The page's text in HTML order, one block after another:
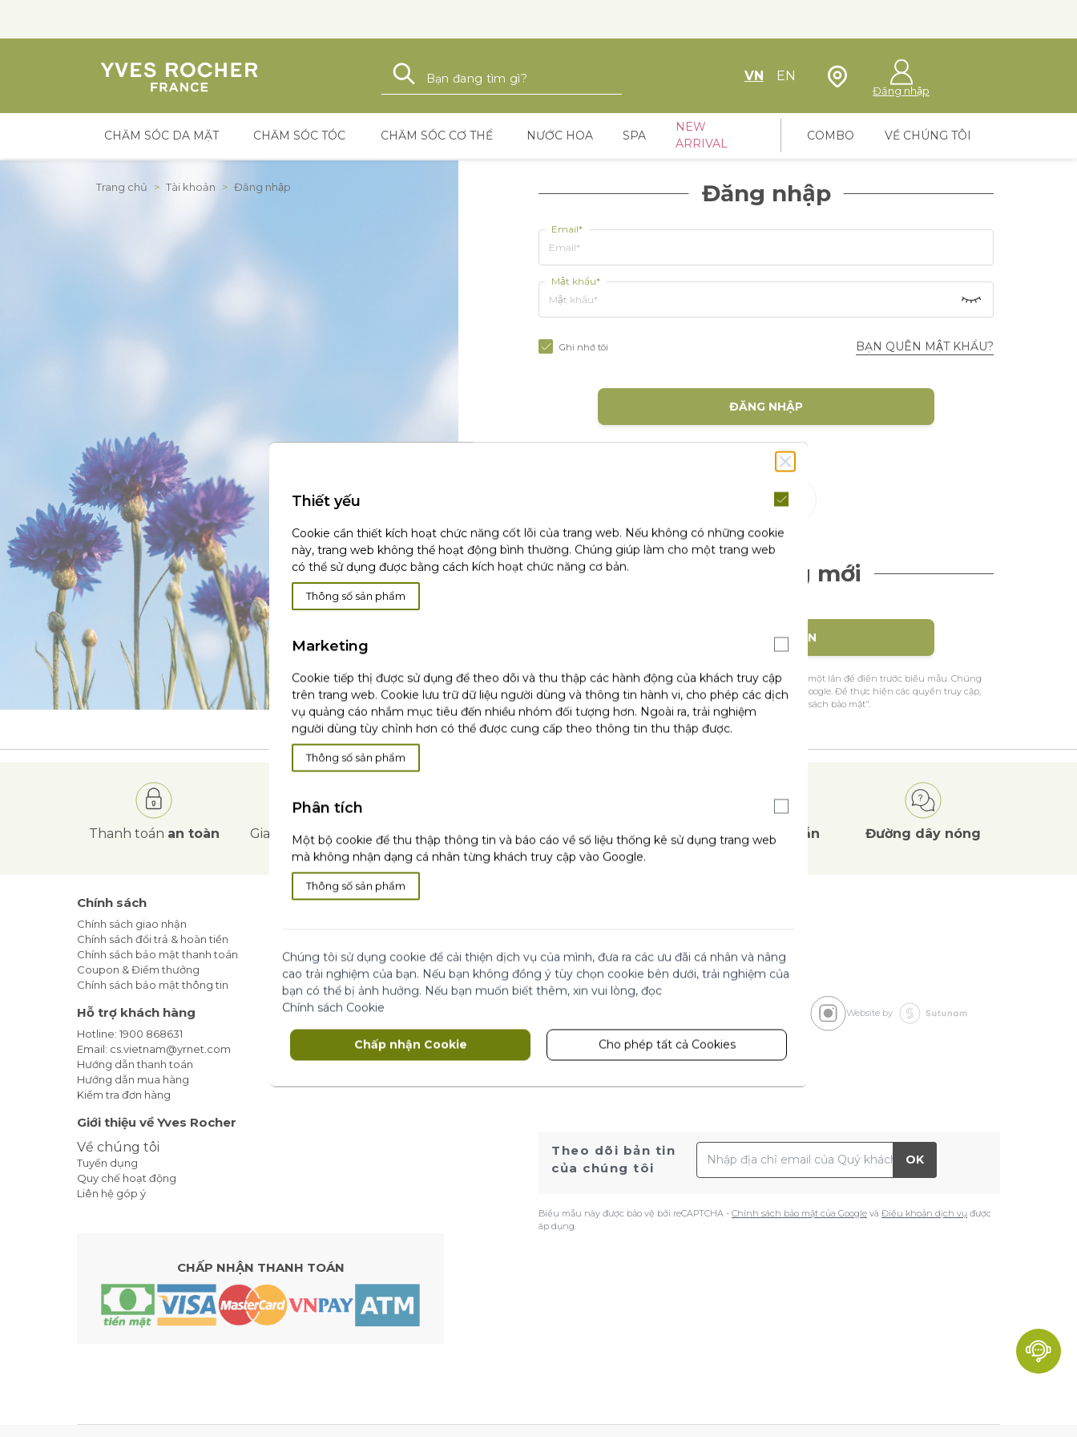
Tìm kiếm VN EN Định vị cửa hàng
Đăng nhập
CHĂM SÓC DA MẶT CHĂM SÓC TÓC CHĂM SÓC CƠ THỂ NƯỚC HOA SPA
NEW
ARRIVAL
COMBO VỀ CHÚNG TÔI
Trang chủ > Tài khoản > Đăng nhập Đăng nhập
Email*
Mật khẩu*
BẠN QUÊN MẬT KHẨU?
Ghi nhớ tôi
ĐĂNG NHẬP
Khách hàng mới
TẠO TÀI KHOẢN
(1) Chúng tôi chỉ sử dụng email hoặc dữ liệu nhận dạng của bạn một lần để điền trước biểu mẫu. Chúng
tôi không thu thập bất kỳ dữ liệu nào khác từ Facebook hoặc Google. Để thực hiện các quyền truy cập,
chỉnh sửa hoặc xóa của bạn, vui lòng tham khảo trang "Chính sách bảo mật".
Thanh toán an toàn Giao hàng tận nơi Hài lòng hoặchoàn
tiền
Thanh toán khinhận
hàng
Ưu đãihấp dẫn Đường dây nóng
Theo dõi bản tin
của chúng tôi
Địa chỉ Email
OK
Biểu mẫu này được bảo vệ bởi reCAPTCHA - Chính sách bảo mật của Google và Điều khoản dịch vụ được
áp dụng.
Chính sách
Chính sách giao nhận
Chính sách đổi trả & hoàn tiền
Chính sách bảo mật thanh toán
Coupon & Điểm thưởng
Chính sách bảo mật thông tin
Hỗ trợ khách hàng
Hotline: 1900 868631
Email: cs.vietnam@yrnet.com
Hướng dẫn thanh toán
Hướng dẫn mua hàng
Kiểm tra đơn hàng
Giới thiệu về Yves Rocher
Về chúng tôi
Tuyển dụng
Quy chế hoạt động
Liên hệ góp ý
Tin Tức
Địa Chỉ Cửa Hàng
Cam kết tái chế từ Yves Rocher
Đăng ký đối tác
CHẤP NHẬN THANH TOÁN
Website by
Thiết yếu
Cookie cần thiết kích hoạt chức năng cốt lõi của trang web. Nếu không có những cookie
này, trang web không thể hoạt động bình thường. Chúng giúp làm cho một trang web
có thể sử dụng được bằng cách kích hoạt chức năng cơ bản.
Thông số sản phẩm
Marketing
Cookie tiếp thị được sử dụng để theo dõi và thu thập các hành động của khách truy cập
trên trang web. Cookie lưu trữ dữ liệu người dùng và thông tin hành vi, cho phép các dịch
vụ quảng cáo nhắm mục tiêu đến nhiều nhóm đối tượng hơn. Ngoài ra, trải nghiệm
người dùng tùy chỉnh hơn có thể được cung cấp theo thông tin thu thập được.
Thông số sản phẩm
Phân tích
Một bộ cookie để thu thập thông tin và báo cáo về số liệu thống kê sử dụng trang web
mà không nhận dạng cá nhân từng khách truy cập vào Google.
Thông số sản phẩm
Chúng tôi sử dụng cookie để cải thiện dịch vụ của mình, đưa ra các ưu đãi cá nhân và nâng
cao trải nghiệm của bạn. Nếu bạn không đồng ý tùy chọn cookie bên dưới, trải nghiệm của
bạn có thể bị ảnh hưởng. Nếu bạn muốn biết thêm, xin vui lòng, đọc
Chính sách Cookie
Chấp nhận Cookie Cho phép tất cả Cookies